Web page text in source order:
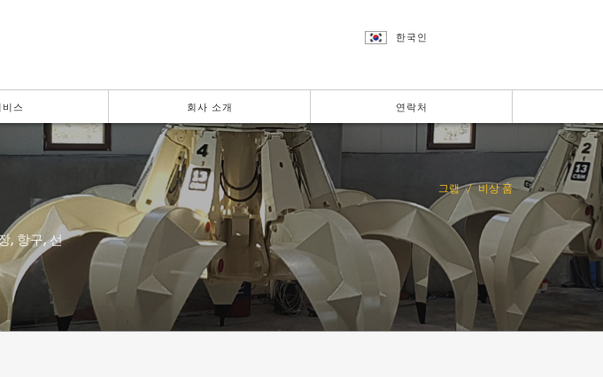
비스 회사 소개 연락처
한국인
, 항구, 선
그랩 비상 품